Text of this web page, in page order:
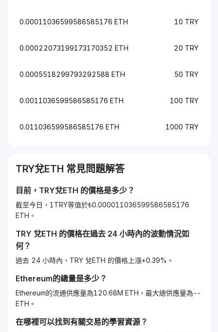
0.00011036599586585176 ETH 10 TRY
0.00022073199173170352 ETH 20 TRY
0.0005518299793292588 ETH 50 TRY
0.0011036599586585176 ETH 100 TRY
0.011036599586585176 ETH 1000 TRY
TRY兌ETH 常見問題解答
目前， TRY兌ETH 的價格是多少？
截至今日，1TRY等值於₺0.000011036599586585176
ETH。
TRY 兌ETH 的價格在過去 24 小時內的波動情況如
何？
過去 24 小時內，TRY 兌ETH 的價格上漲+0.39%。
Ethereum的總量是多少？
Ethereum的流通供應量為120.68M ETH，最大總供應量為--
ETH。
在哪裡可以找到有關交易的學習資源？